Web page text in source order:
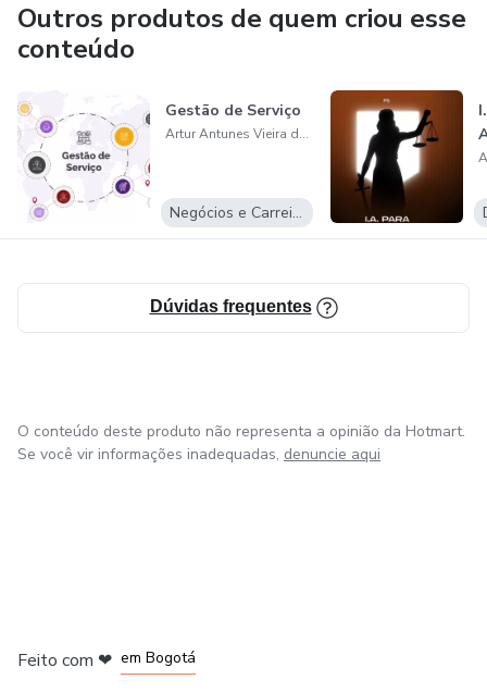
Outros produtos de quem criou esse
conteúdo
Gestão de Serviço
Artur Antunes Vieira de Oliveira
Negócios e Carreira
Dúvidas frequentes
O conteúdo deste produto não representa a opinião da Hotmart.
Se você vir informações inadequadas, denuncie aqui
Feito com ❤ em Bogotá